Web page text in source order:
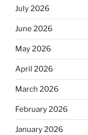
July 2026
June 2026
May 2026
April 2026
March 2026
February 2026
January 2026